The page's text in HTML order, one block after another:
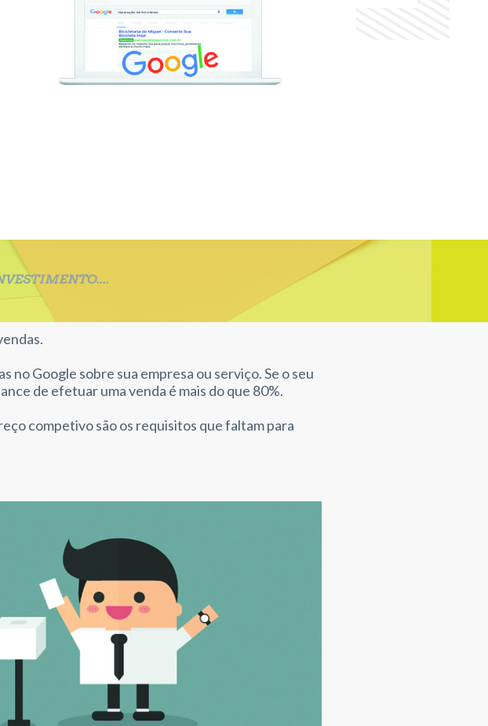
Google sobre sua empresa ou serviço. Se o seu
de efetuar uma venda é mais do que 80%.
competivo são os requisitos que faltam para